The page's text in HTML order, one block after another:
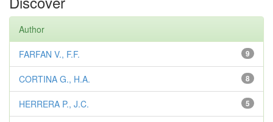
Author
9
FARFAN V., F.F.
8
CORTINA G., H.A.
5
HERRERA P., J.C.